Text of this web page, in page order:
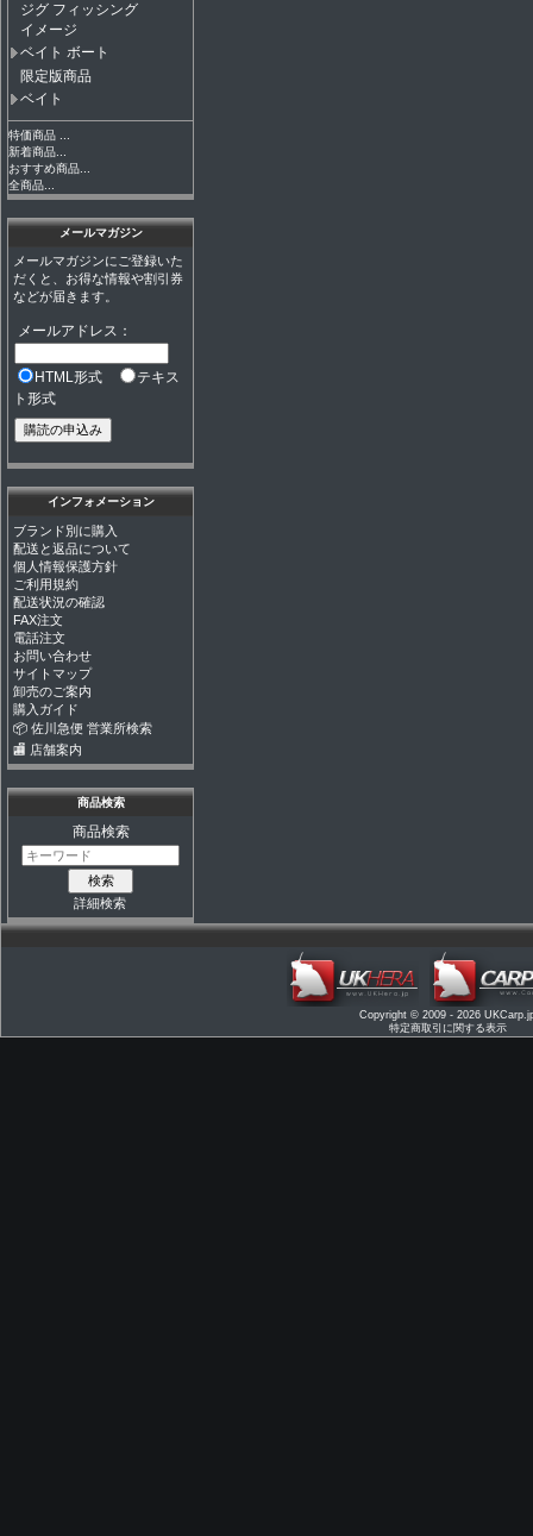
ジグ フィッシング
イメージ
ベイト ボート
限定版商品
ベイト
特価商品 ...
新着商品...
おすすめ商品...
全商品...
メールマガジン
メールマガジンにご登録いた
だくと、お得な情報や割引券
などが届きます。
メールアドレス：
HTML形式
テキス
ト形式
インフォメーション
ブランド別に購入
配送と返品について
個人情報保護方針
ご利用規約
配送状況の確認
FAX注文
電話注文
お問い合わせ
サイトマップ
卸売のご案内
購入ガイド
📦 佐川急便 営業所検索
🏬 店舗案内
商品検索
商品検索
詳細検索
Copyright © 2009 - 2026
特定商取引に関する表示